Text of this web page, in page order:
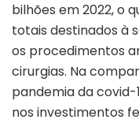
bilhões em 2022, o
totais destinados à
os procedimentos
cirurgias. Na
pandemia da covid-
nos investimentos